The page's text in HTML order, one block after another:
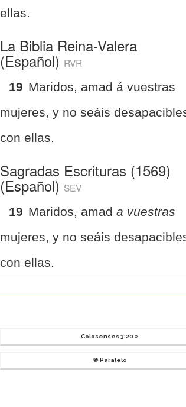
ellas.
La Biblia Reina-Valera
(Español) RVR
19 Maridos, amad á vuestras
mujeres, y no seáis
con ellas.
Sagradas Escrituras (1569)
(Español) SEV
19 Maridos, amada vuestras
mujeres, y no seáis
con ellas.
Colosenses 3:20
Paralelo